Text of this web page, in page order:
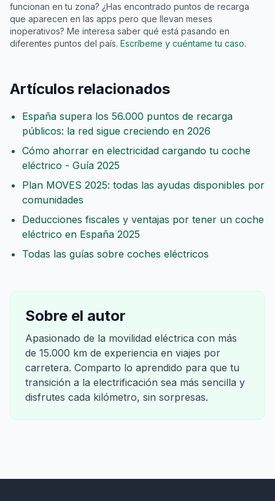
funcionan en tu zona? ¿Has encontrado puntos de recarga
que aparecen en las apps pero que llevan meses
inoperativos? Me interesa saber qué está pasando en
diferentes puntos del país. Escríbeme y cuéntame tu caso.
Artículos relacionados
España supera los 56.000 puntos de recarga
públicos: la red sigue creciendo en 2026
Cómo ahorrar en electricidad cargando tu coche
eléctrico - Guía 2025
Plan MOVES 2025: todas las ayudas disponibles por
comunidades
Deducciones fiscales y ventajas por tener un coche
eléctrico en España 2025
Todas las guías sobre coches eléctricos
Sobre el autor
Apasionado de la movilidad eléctrica con más
de 15.000 km de experiencia en viajes por
carretera. Comparto lo aprendido para que tu
transición a la electrificación sea más sencilla y
disfrutes cada kilómetro, sin sorpresas.